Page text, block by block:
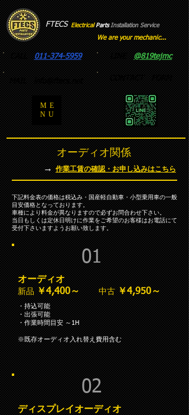
FTECS
We are your mechanic...
ME
NU
Electrical Parts Installation​ Service
011-374-5959 @819tejmc
オーディオ関係
→ 作業工賃の確認・お申し込みはこちら
下記料金表の価格は税込み・国産軽自動車・小型乗用車の一般
目安価格となっております。
車種により料金が異なりますので必ずお問合わせ下さい。
当日もしくは定休日明けに作業をご希望のお客様はお電話にて
受付下さいますようお願い致します。
01
オーディオ
新品 ￥4,400～ 中古 ￥4,950～
・持込可能
・出張可能
・作業時間目安 ～1H
​※既存オーディオ入れ替え費用含む
02
ディスプレイオーディオ